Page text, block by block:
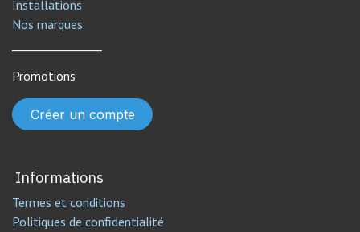
Installations
Nos marques
Promotions
Créer un compte
Informations
Termes et conditions
Politiques de confidentialité